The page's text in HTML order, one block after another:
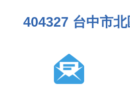
404327 台中市